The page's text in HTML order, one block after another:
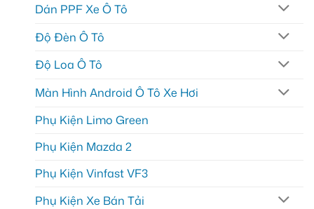
Dán PPF Xe Ô Tô
Độ Đèn Ô Tô
Độ Loa Ô Tô
Màn Hình Android Ô Tô Xe Hơi
Phụ Kiện Limo Green
Phụ Kiện Mazda 2
Phụ Kiện Vinfast VF3
Phụ Kiện Xe Bán Tải